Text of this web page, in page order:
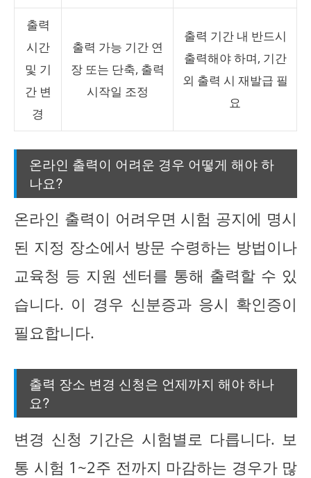
출력
시간
및 기
간 변
경
출력 가능 기간 연
장 또는 단축, 출력
시작일 조정
출력 기간 내 반드시
출력해야 하며, 기간
외 출력 시 재발급 필
요
온라인 출력이 어려운 경우 어떻게 해야 하
나요?
온라인 출력이 어려우면 시험 공지에 명시
된 지정 장소에서 방문 수령하는 방법이나
교육청 등 지원 센터를 통해 출력할 수 있
습니다. 이 경우 신분증과 응시 확인증이
필요합니다.
출력 장소 변경 신청은 언제까지 해야 하나
요?
변경 신청 기간은 시험별로 다릅니다. 보
통 시험 1~2주 전까지 마감하는 경우가 많